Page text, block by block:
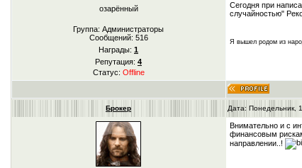
озарённый
Группа: Администраторы
Сообщений: 516
Награды: 1
Репутация: 4
Статус: Offline
Cегодня при
случайностью"
Я вышел родом из
Брокер Дата: Понедельник,
Внимательно и с
финансовым
направлении..!